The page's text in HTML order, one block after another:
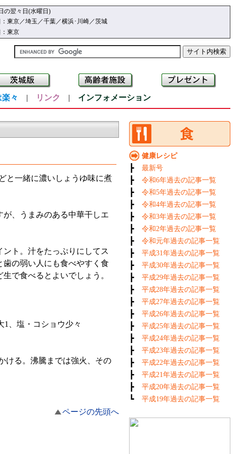
の翌々日(水曜日)
東京／埼玉／千葉／横浜･川崎／茨城
東京
々 | リンク | インフォメーション
と一緒に濃いしょうゆ味に煮
、うまみのある中華干しエ
ト。汁をたっぷりにしてス
の弱い人にも食べやすく食
で食べるとよいでしょう。
1、塩・コショウ少々
ける。沸騰までは強火、その
ページの先頭へ
健康レシピ
┣ 最新号
┣ 令和6年過去の記事一覧
┣ 令和5年過去の記事一覧
┣ 令和4年過去の記事一覧
┣ 令和3年過去の記事一覧
┣ 令和2年過去の記事一覧
┣ 令和元年過去の記事一覧
┣ 平成31年過去の記事一覧
┣ 平成30年過去の記事一覧
┣ 平成29年過去の記事一覧
┣ 平成28年過去の記事一覧
┣ 平成27年過去の記事一覧
┣ 平成26年過去の記事一覧
┣ 平成25年過去の記事一覧
┣ 平成24年過去の記事一覧
┣ 平成23年過去の記事一覧
┣ 平成22年過去の記事一覧
┣ 平成21年過去の記事一覧
┣ 平成20年過去の記事一覧
┗ 平成19年過去の記事一覧